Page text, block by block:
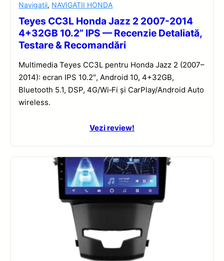
Navigatii, NAVIGATII HONDA
Teyes CC3L Honda Jazz 2 2007-2014
4+32GB 10.2” IPS — Recenzie Detaliată,
Testare & Recomandări
Multimedia Teyes CC3L pentru Honda Jazz 2 (2007–
2014): ecran IPS 10.2″, Android 10, 4+32GB,
Bluetooth 5.1, DSP, 4G/Wi‑Fi și CarPlay/Android Auto
wireless.
Vezi review!